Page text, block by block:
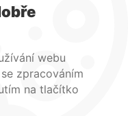
webu
zpracováním
na tlačítko